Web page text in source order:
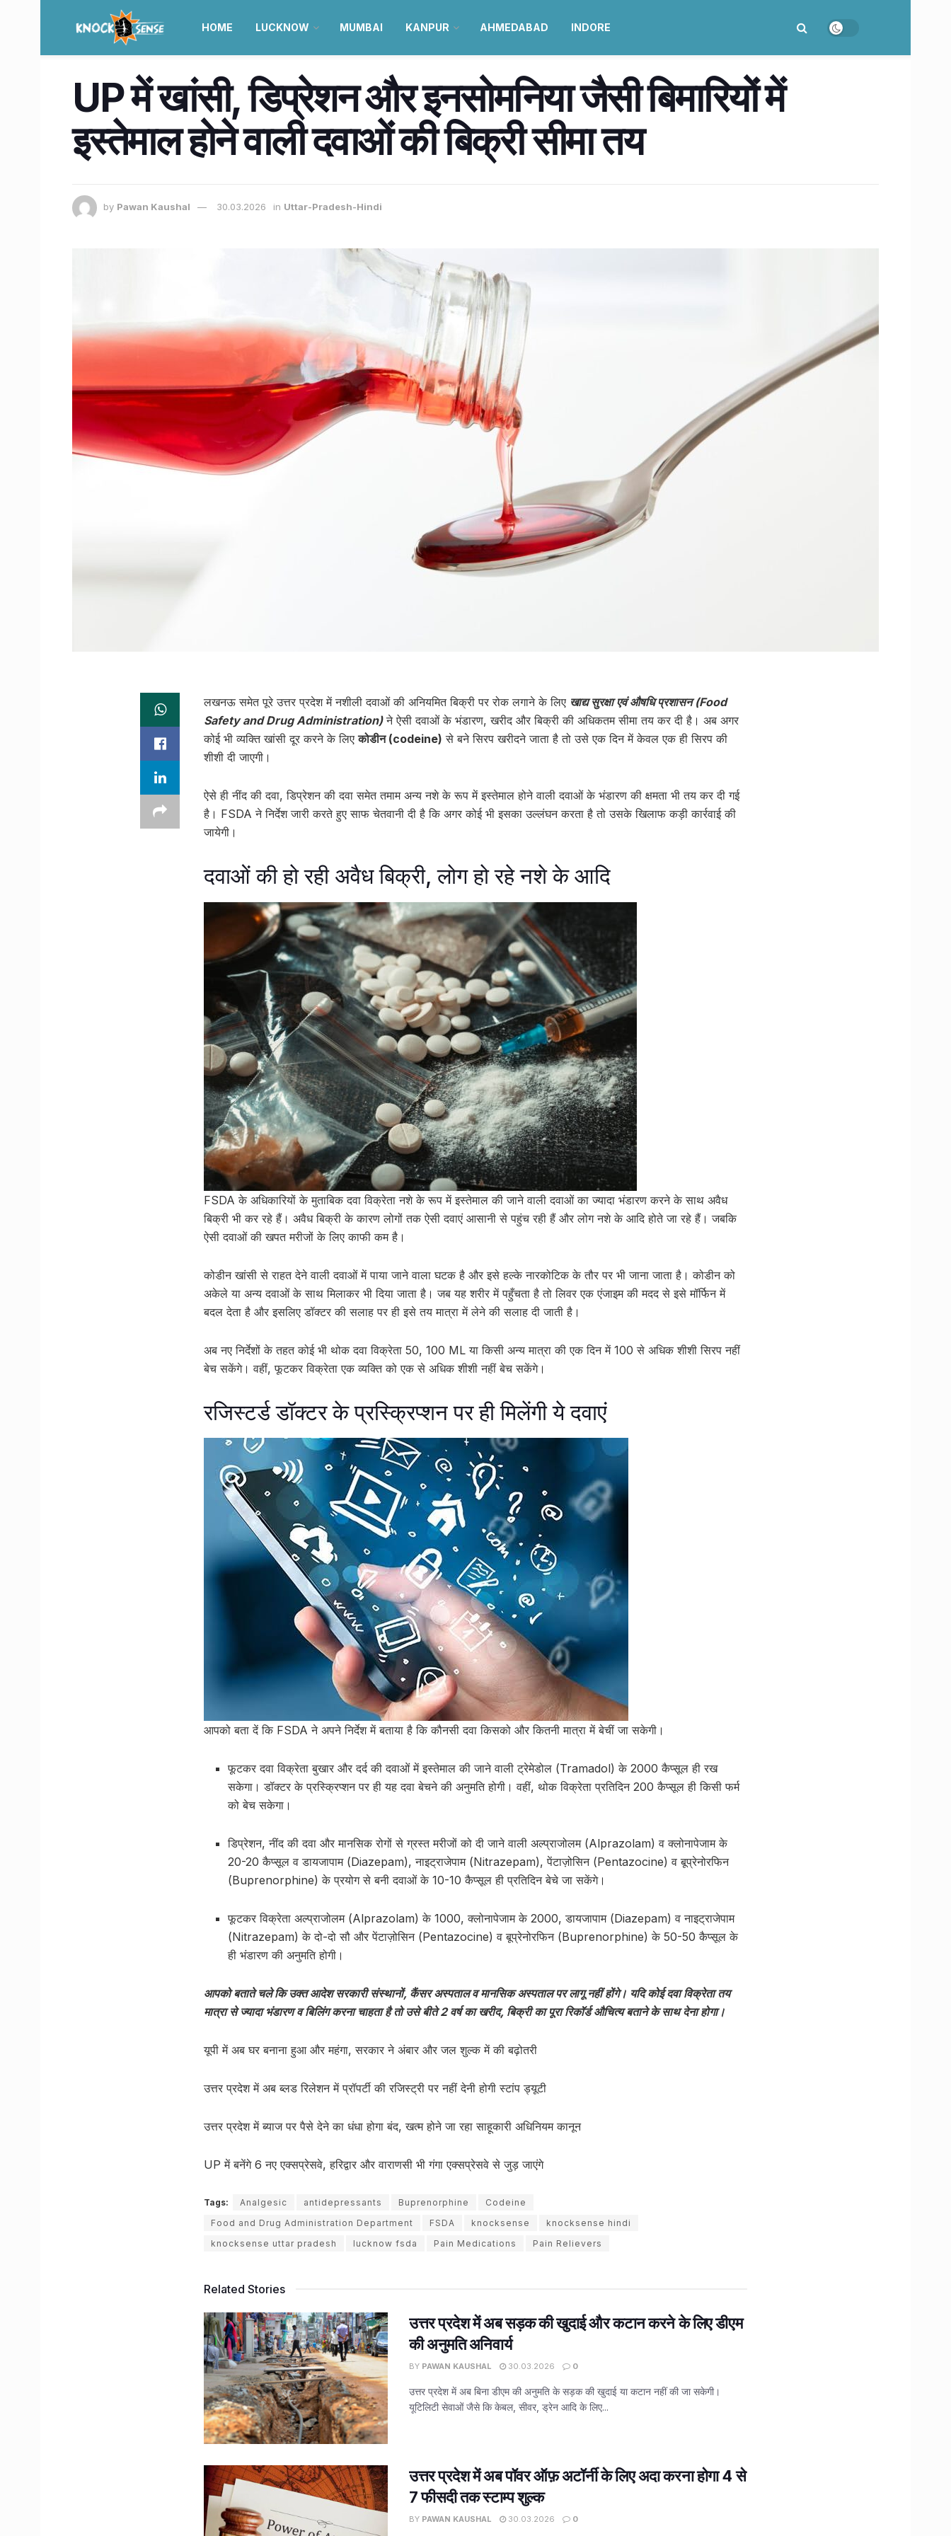
HOME LUCKNOW MUMBAI KANPUR AHMEDABAD INDORE
UP में खांसी, डिप्रेशन और इनसोमनिया जैसी बिमारियों में
इस्तेमाल होने वाली दवाओं की बिक्री सीमा तय
by Pawan Kaushal 30.03.2026 in Uttar-Pradesh-Hindi
लखनऊ समेत पूरे उत्तर प्रदेश में नशीली दवाओं की अनियमित बिक्री पर रोक लगाने के लिए खाद्य सुरक्षा एवं औषधि प्रशासन (Food
Safety and Drug Administration)ने ऐसी दवाओं के भंडारण, खरीद और बिक्री की अधिकतम सीमा तय कर दी है। अब अगर
कोई भी व्यक्ति खांसी दूर करने के लिएकोडीन (codeine) से बने सिरप खरीदने जाता है तो उसे एक दिन में केवल एक ही सिरप की
शीशी दी जाएगी।
ऐसे ही नींद की दवा, डिप्रेशन की दवा समेत तमाम अन्य नशे के रूप में इस्तेमाल होने वाली दवाओं के भंडारण की क्षमता भी तय कर दी गई
है। FSDA ने निर्देश जारी करते हुए साफ चेतवानी दी है कि अगर कोई भी इसका उल्लंघन करता है तो उसके खिलाफ कड़ी कार्रवाई की
जायेगी।
दवाओं की हो रही अवैध बिक्री, लोग हो रहे नशे के आदि
FSDA के अधिकारियों के मुताबिक दवा विक्रेता नशे के रूप में इस्तेमाल की जाने वाली दवाओं का ज्यादा भंडारण करने के साथ अवैध
बिक्री भी कर रहे हैं। अवैध बिक्री के कारण लोगों तक ऐसी दवाएं आसानी से पहुंच रही हैं और लोग नशे के आदि होते जा रहे हैं। जबकि
ऐसी दवाओं की खपत मरीजों के लिए काफी कम है।
कोडीन खांसी से राहत देने वाली दवाओं में पाया जाने वाला घटक है और इसे हल्के नारकोटिक के तौर पर भी जाना जाता है। कोडीन को
अकेले या अन्य दवाओं के साथ मिलाकर भी दिया जाता है। जब यह शरीर में पहुँचता है तो लिवर एक एंजाइम की मदद से इसे मॉर्फिन में
बदल देता है और इसलिए डॉक्टर की सलाह पर ही इसे तय मात्रा में लेने की सलाह दी जाती है।
अब नए निर्देशों के तहत कोई भी थोक दवा विक्रेता 50, 100 ML या किसी अन्य मात्रा की एक दिन में 100 से अधिक शीशी सिरप नहीं
बेच सकेंगे। वहीं, फूटकर विक्रेता एक व्यक्ति को एक से अधिक शीशी नहीं बेच सकेंगे।
रजिस्टर्ड डॉक्टर के प्रस्क्रिप्शन पर ही मिलेंगी ये दवाएं
आपको बता दें कि FSDA ने अपने निर्देश में बताया है कि कौनसी दवा किसको और कितनी मात्रा में बेचीं जा सकेगी।
फूटकर दवा विक्रेता बुखार और दर्द की दवाओं में इस्तेमाल की जाने वाली ट्रेमेडोल (Tramadol) के 2000 कैप्सूल ही रख
सकेगा। डॉक्टर के प्रस्क्रिप्शन पर ही यह दवा बेचने की अनुमति होगी। वहीं, थोक विक्रेता प्रतिदिन 200 कैप्सूल ही किसी फर्म
को बेच सकेगा।
डिप्रेशन, नींद की दवा और मानसिक रोगों से ग्रस्त मरीजों को दी जाने वाली अल्प्राजोलम (Alprazolam) व क्लोनापेजाम के
20-20 कैप्सूल व डायजापाम (Diazepam), नाइट्राजेपाम (Nitrazepam), पेंटाज़ोसिन (Pentazocine) व बूप्रेनोरफिन
(Buprenorphine) के प्रयोग से बनी दवाओं के 10-10 कैप्सूल ही प्रतिदिन बेचे जा सकेंगे।
फूटकर विक्रेता अल्प्राजोलम (Alprazolam) के 1000, क्लोनापेजाम के 2000, डायजापाम (Diazepam) व नाइट्राजेपाम
(Nitrazepam) के दो-दो सौ और पेंटाज़ोसिन (Pentazocine) व बूप्रेनोरफिन (Buprenorphine) के 50-50 कैप्सूल के
ही भंडारण की अनुमति होगी।
आपको बताते चले कि उक्त आदेश सरकारी संस्थानों, कैंसर अस्पताल व मानसिक अस्पताल पर लागू नहीं होंगे। यदि कोई दवा विक्रेता तय
मात्रा से ज्यादा भंडारण व बिलिंग करना चाहता है तो उसे बीते 2 वर्ष का खरीद, बिक्री का पूरा रिकॉर्ड औचित्य बताने के साथ देना होगा।
यूपी में अब घर बनाना हुआ और महंगा, सरकार ने अंबार और जल शुल्क में की बढ़ोतरी
उत्तर प्रदेश में अब ब्लड रिलेशन में प्रॉपर्टी की रजिस्ट्री पर नहीं देनी होगी स्टांप ड्यूटी
उत्तर प्रदेश में ब्याज पर पैसे देने का धंधा होगा बंद, खत्म होने जा रहा साहूकारी अधिनियम कानून
UP में बनेंगे 6 नए एक्सप्रेसवे, हरिद्वार और वाराणसी भी गंगा एक्सप्रेसवे से जुड़ जाएंगे
Tags: Analgesic antidepressants Buprenorphine
Codeine
Food and Drug Administration Department
FSDA knocksense
knocksense hindi
knocksense uttar pradesh
lucknow fsda Pain Medications Pain Relievers
Related Stories
उत्तर प्रदेश में अब सड़क की खुदाई और कटान करने के लिए डीएम
की अनुमति अनिवार्य
BY PAWAN KAUSHAL 30.03.2026 0
उत्तर प्रदेश में अब बिना डीएम की अनुमति के सड़क की खुदाई या कटान नहीं की जा सकेगी।
यूटिलिटी सेवाओं जैसे कि केबल, सीवर, ड्रेन आदि के लिए...
उत्तर प्रदेश में अब पॉवर ऑफ़ अटॉर्नी के लिए अदा करना होगा 4 से
7 फीसदी तक स्टाम्प शुल्क
BY PAWAN KAUSHAL 30.03.2026 0